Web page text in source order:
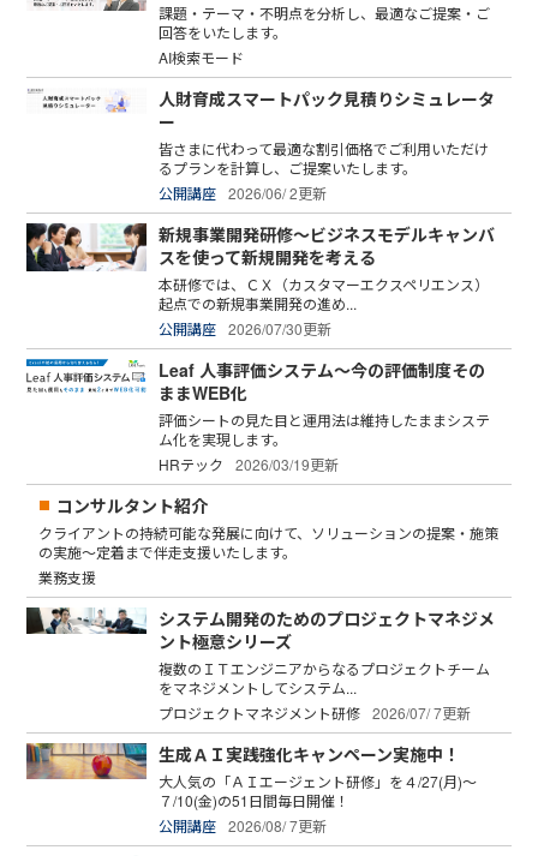
課題・テーマ・不明点を分析し、最適なご提案・ご
回答をいたします。
AI検索モード
人財育成スマートパック見積りシミュレータ
ー
皆さまに代わって最適な割引価格でご利用いただけ
るプランを計算し、ご提案いたします。
公開講座 2026/06/ 2更新
新規事業開発研修～ビジネスモデルキャンバ
スを使って新規開発を考える
本研修では、ＣＸ（カスタマーエクスペリエンス）
起点での新規事業開発の進め...
公開講座 2026/07/30更新
Leaf 人事評価システム～今の評価制度その
ままWEB化
評価シートの見た目と運用法は維持したままシステ
ム化を実現します。
HRテック
2026/03/19更新
コンサルタント紹介
クライアントの持続可能な発展に向けて、ソリューションの提案・施策
の実施～定着まで伴走支援いたします。
業務支援
システム開発のためのプロジェクトマネジメ
ント極意シリーズ
複数のＩＴエンジニアからなるプロジェクトチーム
をマネジメントしてシステム...
プロジェクトマネジメント研修 2026/07/ 7更新
生成ＡＩ実践強化キャンペーン実施中！
大人気の「ＡＩエージェント研修」を４/27(月)～
７/10(金)の51日間毎日開催！
公開講座 2026/08/ 7更新